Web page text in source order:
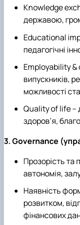
Knowledge
державою,
Educational
педагогічні
Employability
випускників,
можливості
Quality of life –
здоров’я,
3. Governance
Прозорість та
автономія,
Наявність
розвитком,
фінансових